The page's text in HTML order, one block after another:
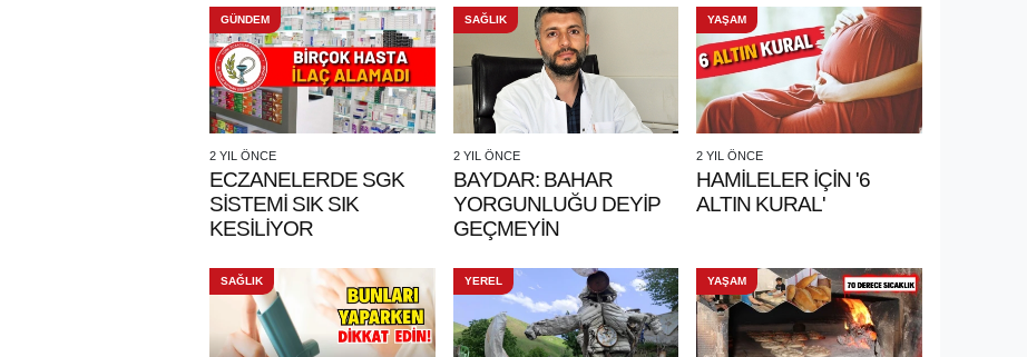
GÜNDEM
2 YIL ÖNCE
ECZANELERDE SGK
SİSTEMİ SIK SIK
KESİLİYOR
SAĞLIK
2 YIL ÖNCE
BAYDAR: BAHAR
YORGUNLUĞU DEYİP
GEÇMEYİN
YAŞAM
2 YIL ÖNCE
HAMİLELER İÇİN '6
ALTIN KURAL'
SAĞLIK YEREL YAŞAM